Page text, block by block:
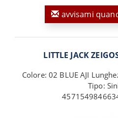
avvisami
LITTLE JACK
Colore: 02 BLUE AJI
Tipo: